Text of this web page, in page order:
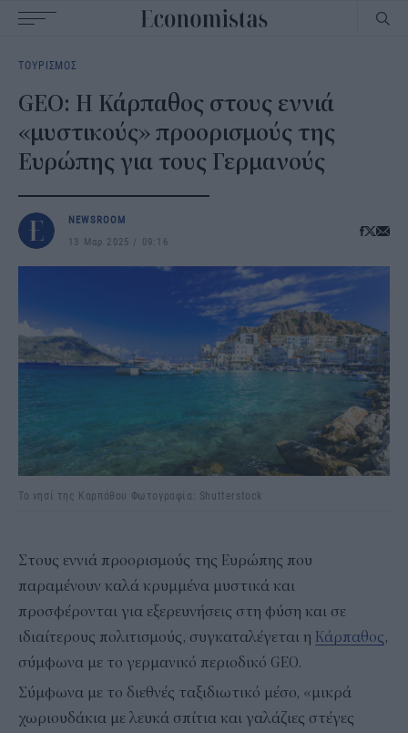
navigation
ΤΟΥΡΙΣΜΟΣ
GEO: Η Κάρπαθος στους εννιά
«μυστικούς» προορισμούς της
Ευρώπης για τους Γερμανούς
NEWSROOM
13 Μαρ 2025
09:16
Το νησί της Καρπάθου Φωτογραφία: Shutterstock
Στους εννιά προορισμούς της Ευρώπης που
παραμένουν καλά κρυμμένα μυστικά και
προσφέρονται για εξερευνήσεις στη φύση και σε
ιδιαίτερους πολιτισμούς, συγκαταλέγεται η Κάρπαθος,
σύμφωνα με το γερμανικό περιοδικό GEO.
Σύμφωνα με το διεθνές ταξιδιωτικό μέσο, «μικρά
χωριουδάκια με λευκά σπίτια και γαλάζιες στέγες